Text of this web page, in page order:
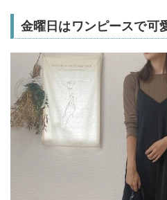
金曜日はワンピースで可